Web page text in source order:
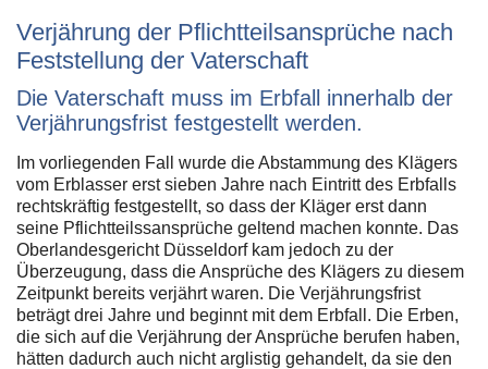
Verjährung der Pflichtteilsansprüche nach
Feststellung der Vaterschaft
Die Vaterschaft muss im Erbfall innerhalb der
Verjährungsfrist festgestellt werden.
Im vorliegenden Fall wurde die Abstammung des Klägers
vom Erblasser erst sieben Jahre nach Eintritt des Erbfalls
rechtskräftig festgestellt, so dass der Kläger erst dann
seine Pflichtteilssansprüche geltend machen konnte. Das
Oberlandesgericht Düsseldorf kam jedoch zu der
Überzeugung, dass die Ansprüche des Klägers zu diesem
Zeitpunkt bereits verjährt waren. Die Verjährungsfrist
beträgt drei Jahre und beginnt mit dem Erbfall. Die Erben,
die sich auf die Verjährung der Ansprüche berufen haben,
hätten dadurch auch nicht arglistig gehandelt, da sie den